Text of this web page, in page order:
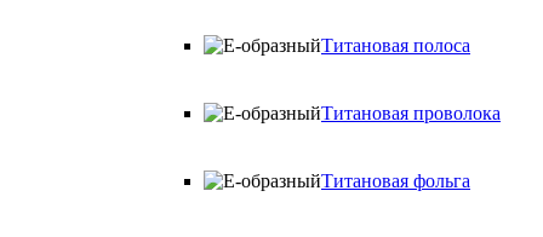
Титановая полоса
Титановая проволока
Титановая фольга